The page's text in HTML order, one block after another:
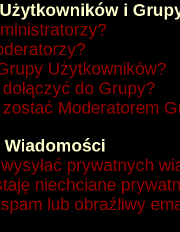
i
Użytkowników?
do Grupy?
Moderatorem
Wiadomości
prywatnych
niechciane
spam lub obraźliwy